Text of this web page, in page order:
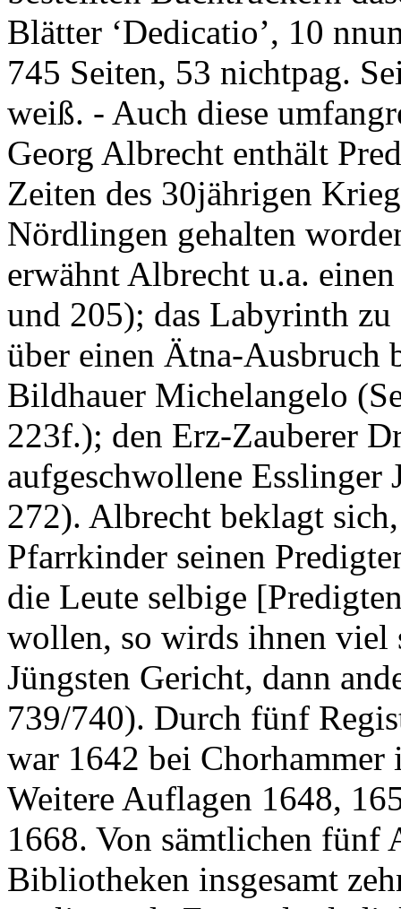
Blätter ‘Dedicatio’, 10
745 Seiten, 53 nichtpag.
weiß. - Auch diese
Georg Albrecht enthält
Zeiten des 30jährigen
Nördlingen gehalten
erwähnt Albrecht u.a.
und 205); das Labyrinth
über einen Ätna-Ausbruch
Bildhauer Michelangelo
223f.); den Erz-Zauberer
aufgeschwollene
272). Albrecht beklagt
Pfarrkinder seinen
die Leute selbige
wollen, so wirds ihnen viel
Jüngsten Gericht, dann
739/740). Durch fünf
war 1642 bei
Weitere Auflagen 1648,
1668. Von sämtlichen fünf
Bibliotheken insgesamt